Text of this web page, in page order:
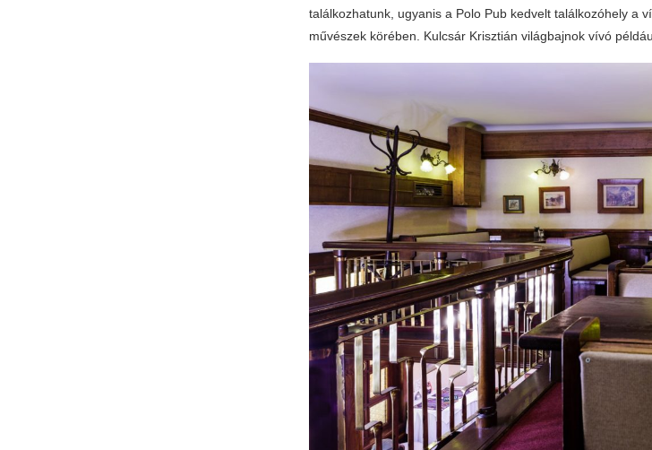
találkozhatunk, ugyanis a Polo Pub kedvelt találkozóhely a
művészek körében. Kulcsár Krisztián világbajnok vívó